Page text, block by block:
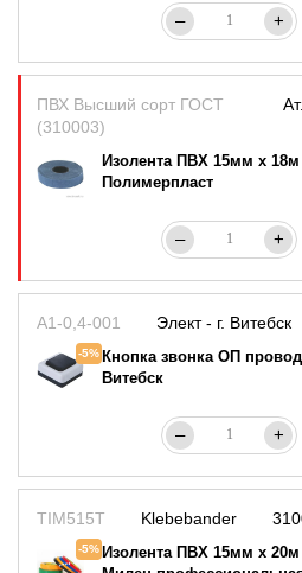
– +
ПВХ Высший сорт ГОСТ
(310003)
Изолента ПВХ 15мм х 18м
Полимерпласт
– +
А1-0,4-001
-5%Кнопка звонка ОП
Витебск
Элект - г. Витебск
– +
TIM515T
-5%Изолента ПВХ 15мм х 20м
Klebebander